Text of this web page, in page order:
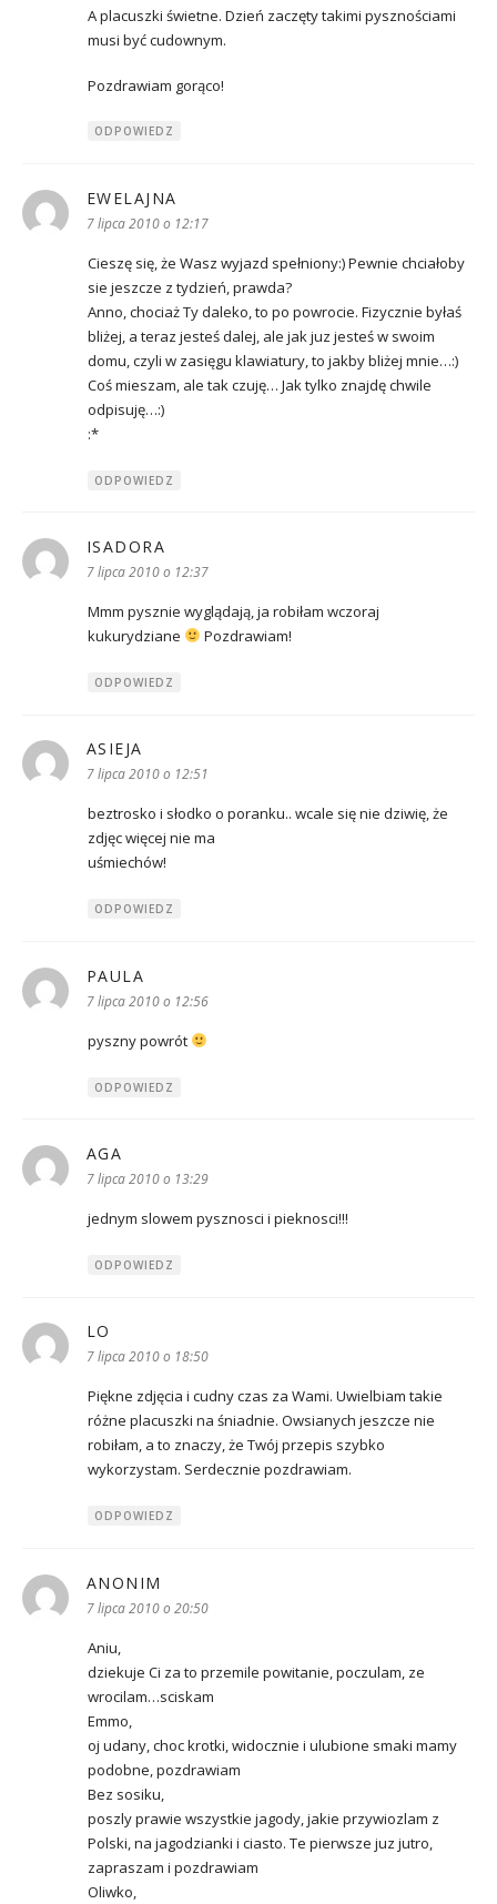
A placuszki świetne. Dzień zaczęty takimi pysznościami
musi być cudownym.
Pozdrawiam gorąco!
ODPOWIEDZ
EWELAJNA
7 lipca 2010 o 12:17
Cieszę się, że Wasz wyjazd spełniony:) Pewnie chciałoby
sie jeszcze z tydzień, prawda?
Anno, chociaż Ty daleko, to po powrocie. Fizycznie byłaś
bliżej, a teraz jesteś dalej, ale jak juz jesteś w swoim
domu, czyli w zasięgu klawiatury, to jakby bliżej mnie…:)
Coś mieszam, ale tak czuję… Jak tylko znajdę chwile
odpisuję…:)
:*
ODPOWIEDZ
ISADORA
7 lipca 2010 o 12:37
Mmm pysznie wyglądają, ja robiłam wczoraj
kukurydziane
Pozdrawiam!
ODPOWIEDZ
ASIEJA
7 lipca 2010 o 12:51
beztrosko i słodko o poranku.. wcale się nie dziwię, że
zdjęc więcej nie ma
uśmiechów!
ODPOWIEDZ
PAULA
7 lipca 2010 o 12:56
pyszny powrót
ODPOWIEDZ
AGA
7 lipca 2010 o 13:29
jednym slowem pysznosci i pieknosci!!!
ODPOWIEDZ
LO
7 lipca 2010 o 18:50
Piękne zdjęcia i cudny czas za Wami. Uwielbiam takie
różne placuszki na śniadnie. Owsianych jeszcze nie
robiłam, a to znaczy, że Twój przepis szybko
wykorzystam. Serdecznie pozdrawiam.
ODPOWIEDZ
ANONIM
7 lipca 2010 o 20:50
Aniu,
dziekuje Ci za to przemile powitanie, poczulam, ze
wrocilam…sciskam
Emmo,
oj udany, choc krotki, widocznie i ulubione smaki mamy
podobne, pozdrawiam
Bez sosiku,
poszly prawie wszystkie jagody, jakie przywiozlam z
Polski, na jagodzianki i ciasto. Te pierwsze juz jutro,
zapraszam i pozdrawiam
Oliwko,